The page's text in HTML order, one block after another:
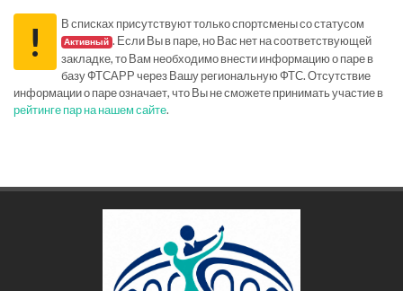
! В списках присутствуют только спортсмены со статусом
Активный . Если Вы в паре, но Вас нет на соответствующей
закладке, то Вам необходимо внести информацию о паре в
базу ФТСАРР через Вашу региональную ФТС. Отсутствие
информации о паре означает, что Вы не сможете принимать участие в
рейтинге пар на нашем сайте.